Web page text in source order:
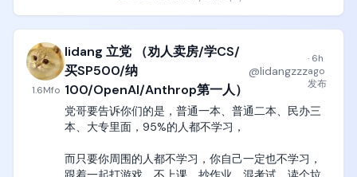
但是你们他妈要明白，这个层级只到了基本门电路，
与非门以下的世界，就是他妈固体物理世界，固体物
理就是电子元器件的世界，他们的设计是台积电和
ASML的学术成果，而不是你们这些本科生能七嘴八舌
指点江山的了。
比如二极管三极管运放这些器件的特征曲线，各种
没有道理，爱学学，不学滚王八蛋去，
1.6Mfo
lidang 立党 （劝人卖房/学CS/
买SP500/纳
100/OpenAI/Anthrop第一人）
@lidangzzz
· 6h
ago
发布
党哥要告诉你们的是，普通一本、普通二本、民办三
本、大专里面，95%的人都不学习，
而只要你周围的人都不学习，你自己一定也不学习，